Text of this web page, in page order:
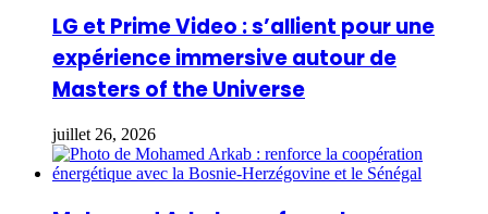
LG et Prime Video : s’allient pour une
expérience immersive autour de
Masters of the Universe
juillet 26, 2026